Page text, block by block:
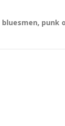
bluesmen, punk